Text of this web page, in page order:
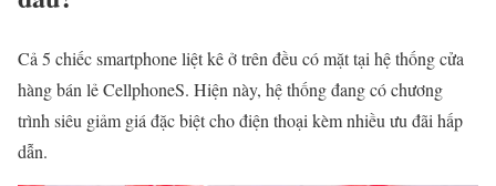
Cả 5 chiếc smartphone liệt kê ở trên đều có mặt tại hệ thống cửa
hàng bán lẻ CellphoneS. Hiện này, hệ thống đang có chương
trình siêu giảm giá đặc biệt cho điện thoại kèm nhiều ưu đãi hấp
dẫn.